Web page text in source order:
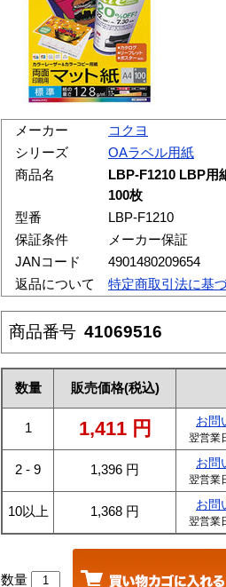
メーカー
コクヨ
シリーズ
OAラベル用紙
商品名
LBP-F1210 LBP用
100枚
型番
LBP-F1210
保証条件
メーカー保証
JANコード
4901480209654
返品について
特定商取引法に基
商品番号 41069516
数量 販売価格(税込)
1 1,411 円 お問
翌営業
2 - 9 1,396 円 お問
翌営業
10以上 1,368 円 お問
翌営業
数量